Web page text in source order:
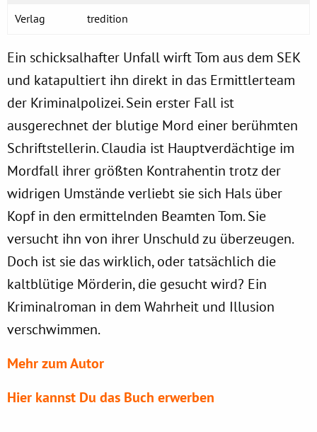
Verlag tredition
Ein schicksalhafter Unfall wirft Tom aus dem SEK
und katapultiert ihn direkt in das Ermittlerteam
der Kriminalpolizei. Sein erster Fall ist
ausgerechnet der blutige Mord einer berühmten
Schriftstellerin. Claudia ist Hauptverdächtige im
Mordfall ihrer größten Kontrahentin trotz der
widrigen Umstände verliebt sie sich Hals über
Kopf in den ermittelnden Beamten Tom. Sie
versucht ihn von ihrer Unschuld zu überzeugen.
Doch ist sie das wirklich, oder tatsächlich die
kaltblütige Mörderin, die gesucht wird? Ein
Kriminalroman in dem Wahrheit und Illusion
verschwimmen.
Mehr zum Autor
Hier kannst Du das Buch erwerben